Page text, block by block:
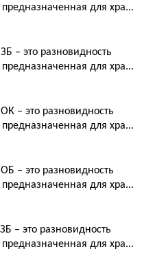
для хра...
– это разновидность
для хра...
– это разновидность
для хра...
– это разновидность
для хра...
– это разновидность
для хра...